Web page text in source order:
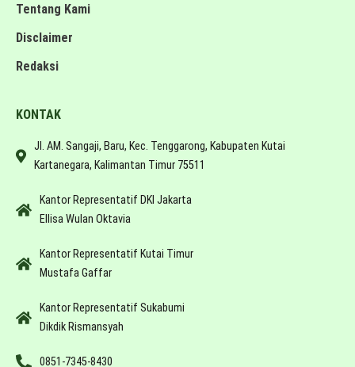
Tentang Kami
Disclaimer
Redaksi
KONTAK
Jl. AM. Sangaji, Baru, Kec. Tenggarong, Kabupaten Kutai
Kartanegara, Kalimantan Timur 75511
Kantor Representatif DKI Jakarta
Ellisa Wulan Oktavia
Kantor Representatif Kutai Timur
Mustafa Gaffar
Kantor Representatif Sukabumi
Dikdik Rismansyah
0851-7345-8430